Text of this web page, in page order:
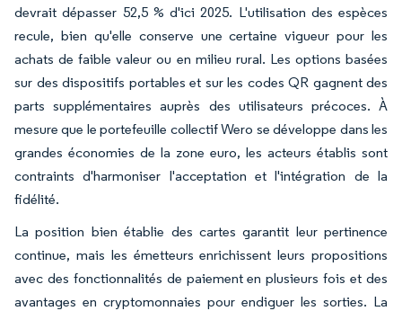
devrait dépasser 52,5 % d'ici 2025. L'utilisation des espèces
recule, bien qu'elle conserve une certaine vigueur pour les
achats de faible valeur ou en milieu rural. Les options basées
sur des dispositifs portables et sur les codes QR gagnent des
parts supplémentaires auprès des utilisateurs précoces. À
mesure que le portefeuille collectif Wero se développe dans les
grandes économies de la zone euro, les acteurs établis sont
contraints d'harmoniser l'acceptation et l'intégration de la
fidélité.
La position bien établie des cartes garantit leur pertinence
continue, mais les émetteurs enrichissent leurs propositions
avec des fonctionnalités de paiement en plusieurs fois et des
avantages en cryptomonnaies pour endiguer les sorties. La